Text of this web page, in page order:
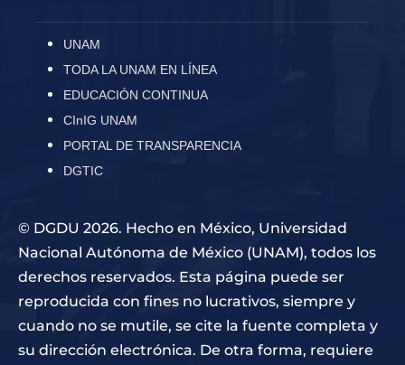
UNAM
TODA LA UNAM EN LÍNEA
EDUCACIÓN CONTINUA
CInIG UNAM
PORTAL DE TRANSPARENCIA
DGTIC
© DGDU 2026. Hecho en México, Universidad
Nacional Autónoma de México (UNAM), todos los
derechos reservados. Esta página puede ser
reproducida con fines no lucrativos, siempre y
cuando no se mutile, se cite la fuente completa y
su dirección electrónica. De otra forma, requiere